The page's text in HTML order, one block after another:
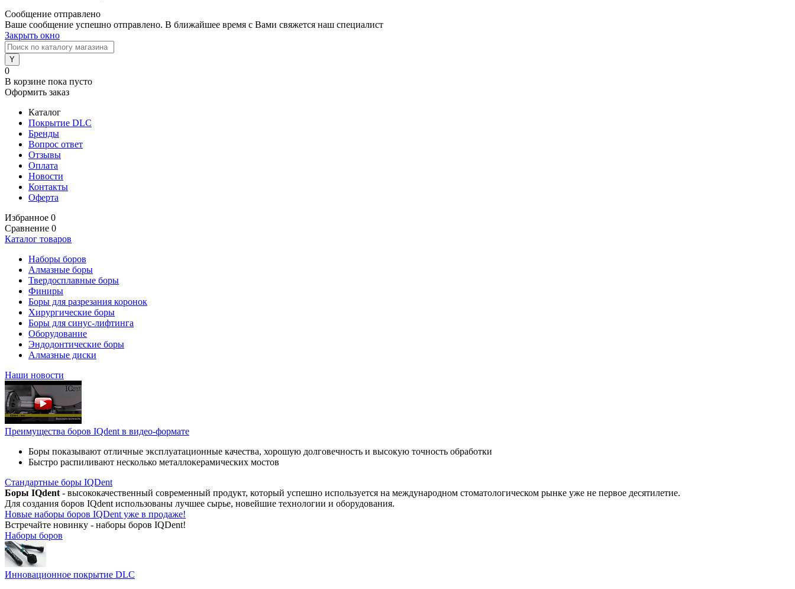
Сообщение отправлено
Ваше сообщение успешно отправлено. В ближайшее время с Вами свяжется наш специалист
Закрыть окно
0
В корзине пока пусто
Оформить заказ
Каталог
Покрытие DLC
Бренды
Вопрос ответ
Отзывы
Оплата
Новости
Контакты
Оферта
Избранное 0
Сравнение 0
Каталог товаров
Наборы боров
Алмазные боры
Твердосплавные боры
Финиры
Боры для разрезания коронок
Хирургические боры
Боры для синус-лифтинга
Оборудование
Эндодонтические боры
Алмазные диски
Наши новости
Преимущества боров IQdent в видео-формате
Боры показывают отличные эксплуатационные качества, хорошую долговечность и высокую точность обработки
Быстро распиливают несколько металлокерамических мостов
Стандартные боры IQDent
Боры IQdent - высококачественный современный продукт, который успешно используется на международном стоматологическом рынке уже не первое десятилетие.
Для создания боров IQdent использованы лучшее сырье, новейшие технологии и оборудования.
Новые наборы боров IQDent уже в продаже!
Встречайте новинку - наборы боров IQDent!
Наборы боров
Инновационное покрытие DLC